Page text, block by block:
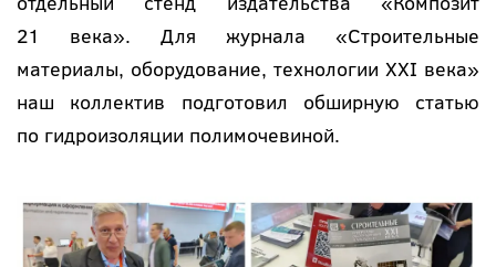
21 века». Для журнала «Строительные
материалы, оборудование, технологии XXI века»
наш коллектив подготовил обширную статью
по гидроизоляции полимочевиной.